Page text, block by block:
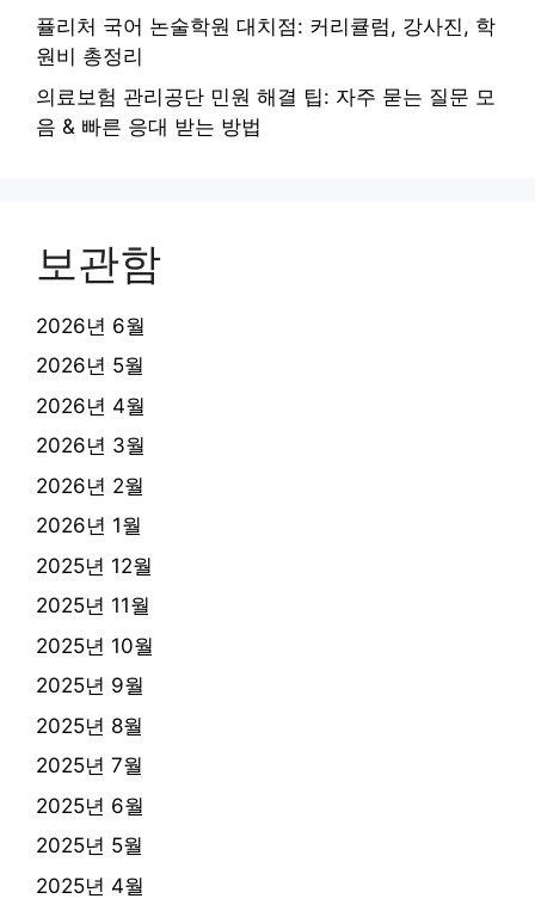
퓰리처 국어 논술학원 대치점: 커리큘럼, 강사진, 학
원비 총정리
의료보험 관리공단 민원 해결 팁: 자주 묻는 질문 모
음 & 빠른 응대 받는 방법
보관함
2026년 6월
2026년 5월
2026년 4월
2026년 3월
2026년 2월
2026년 1월
2025년 12월
2025년 11월
2025년 10월
2025년 9월
2025년 8월
2025년 7월
2025년 6월
2025년 5월
2025년 4월